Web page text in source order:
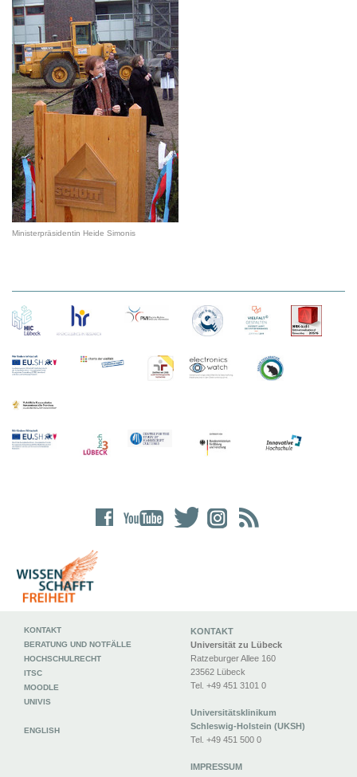
Ministerpräsidentin Heide Simonis
KONTAKT
Universität zu Lübeck
Ratzeburger Allee 160
23562 Lübeck
Tel. +49 451 3101 0
Universitätsklinikum
Schleswig-Holstein (UKSH)
Tel. +49 451 500 0
IMPRESSUM
KONTAKT
BERATUNG UND NOTFÄLLE
HOCHSCHULRECHT
ITSC
MOODLE
UNIVIS
ENGLISH